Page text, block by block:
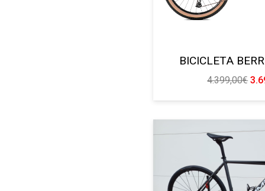
BICICLETA
4.399,00€El